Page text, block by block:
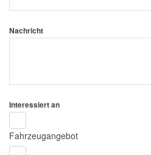
Nachricht
Interessiert an
Fahrzeugangebot